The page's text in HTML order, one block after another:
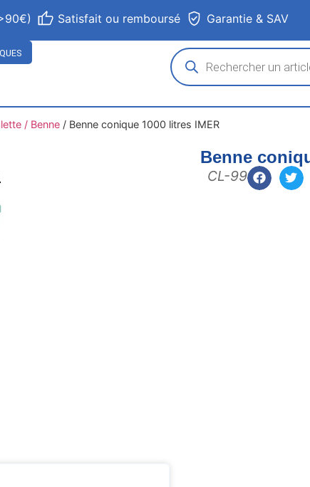
Satisfait ou remboursé Garantie & SAV
/ Benne/ Benne conique 1000 litres IMER
Benne
CL-99